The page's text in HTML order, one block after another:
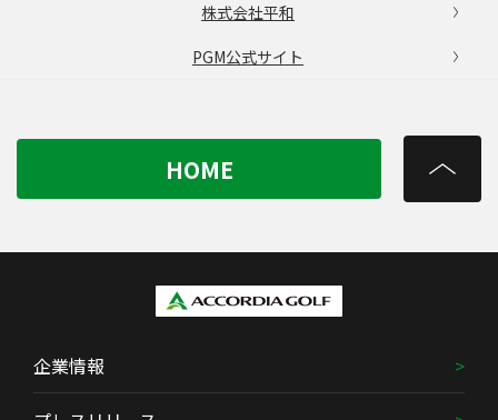
株式会社平和
PGM公式サイト
HOME
企業情報